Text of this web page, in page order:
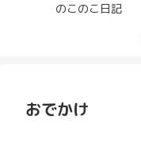
のこのこ日記
おでかけ